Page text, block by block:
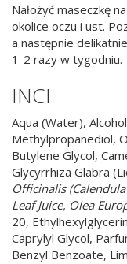
Nałożyć maseczkę
okolice oczu i ust.
a następnie
1-2 razy w tygodniu.
INCI
Aqua (Water),
Methylpropanediol,
Butylene Glycol,
Glycyrrhiza Glabra
Officinalis (Calendula
Leaf Juice, Olea
20,
Caprylyl Glycol,
Benzyl Benzoate,